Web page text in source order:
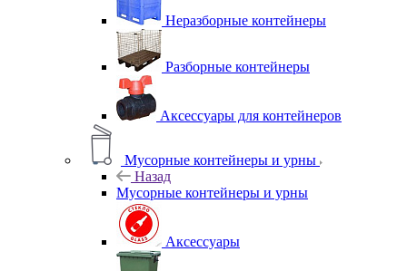
Неразборные контейнеры
Разборные контейнеры
Аксессуары для контейнеров
Мусорные контейнеры и урны
Назад
Мусорные контейнеры и урны
Аксессуары